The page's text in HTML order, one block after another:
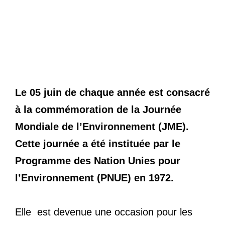
Le 05 juin de chaque année est consacré
à la commémoration de la Journée
Mondiale de l’Environnement (JME).
Cette journée a été instituée par le
Programme des Nation Unies pour
l’Environnement (PNUE) en 1972.
Elle est devenue une occasion pour les